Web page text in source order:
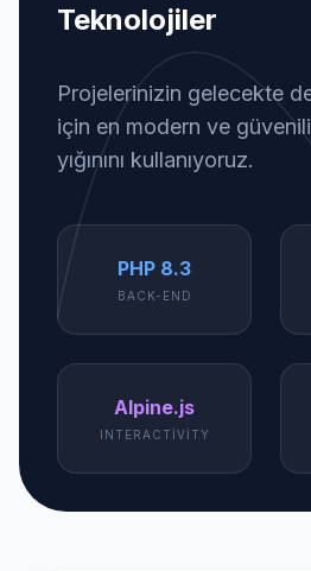
Teknolojiler
Projelerinizin gelecekte
için en modern ve
yığınını kullanıyoruz.
PHP 8.3
BACK-END
Alpine.js
INTERACTIVITY